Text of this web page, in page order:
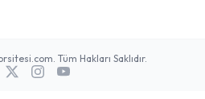
Tüm Hakları Saklıdır.